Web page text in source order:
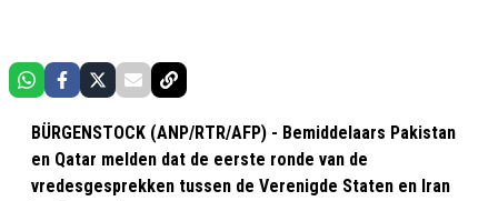
BÜRGENSTOCK (ANP/RTR/AFP) - Bemiddelaars Pakistan
en Qatar melden dat de eerste ronde van de
vredesgesprekken tussen de Verenigde Staten en Iran